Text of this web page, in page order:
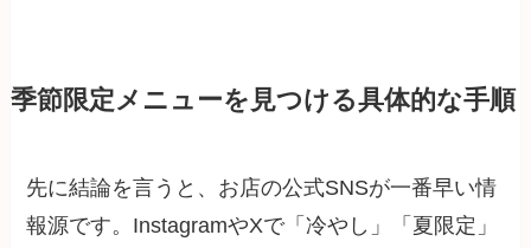
季節限定メニューを見つける具体的な手順
先に結論を言うと、お店の公式SNSが一番早い情
報源です。InstagramやXで「冷やし」「夏限定」